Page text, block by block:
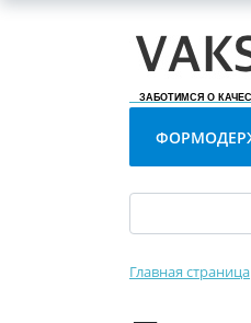
ЗАБОТИМСЯ О
Главная страница